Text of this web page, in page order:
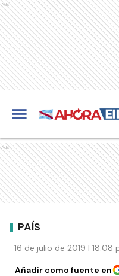
Ads
Ads
PAÍS
16 de julio de 2019 |
Añadir como fuente en